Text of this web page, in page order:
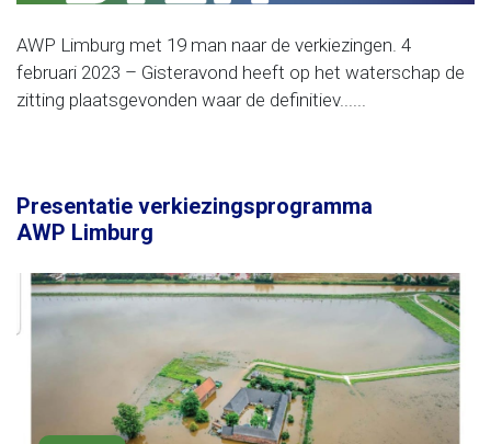
AWP Limburg met 19 man naar de verkiezingen. 4
februari 2023 – Gisteravond heeft op het waterschap de
zitting plaatsgevonden waar de definitiev......
Presentatie verkiezingsprogramma
AWP Limburg